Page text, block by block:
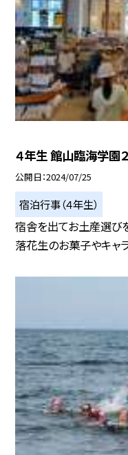
４年生 館山臨海学園
公開日 2024/07/25
宿泊行事（４年生）
宿舎を出てお土産選び
落花生のお菓子やキャ